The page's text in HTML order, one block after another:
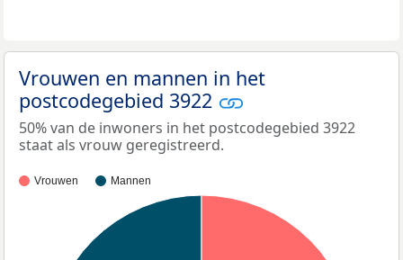
Vrouwen en mannen in het
postcodegebied 3922
50% van de inwoners in het postcodegebied 3922
staat als vrouw geregistreerd.
Vrouwen Mannen